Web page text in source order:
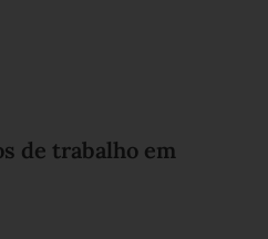
de trabalho em